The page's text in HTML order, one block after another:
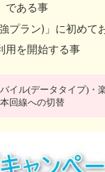
である事
プラン)」に初めて
用を開始する事
バイル(データタイプ)
回線への切替